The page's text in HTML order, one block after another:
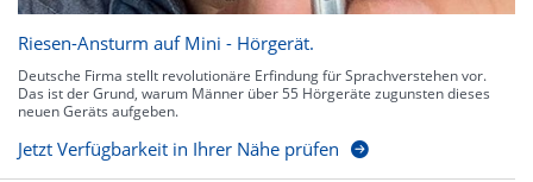
Riesen-Ansturm auf Mini - Hörgerät.
Deutsche Firma stellt revolutionäre Erfindung für Sprachverstehen vor.
Das ist der Grund, warum Männer über 55 Hörgeräte zugunsten dieses
neuen Geräts aufgeben.
Jetzt Verfügbarkeit in Ihrer Nähe prüfen